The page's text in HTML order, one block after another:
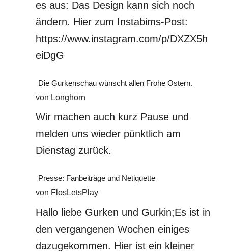
es aus: Das Design kann sich noch
ändern. Hier zum Instabims-Post:
https://www.instagram.com/p/DXZX5h
eiDgG
Die Gurkenschau wünscht allen Frohe Ostern.
von Longhorn
Wir machen auch kurz Pause und
melden uns wieder pünktlich am
Dienstag zurück.
Presse: Fanbeiträge und Netiquette
von FlosLetsPlay
Hallo liebe Gurken und Gurkin;Es ist in
den vergangenen Wochen einiges
dazugekommen. Hier ist ein kleiner